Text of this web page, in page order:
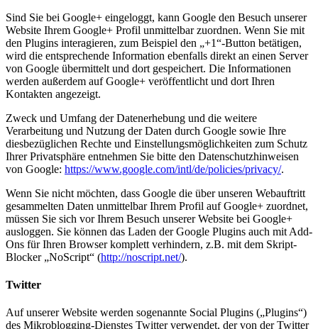
Sind Sie bei Google+ eingeloggt, kann Google den Besuch unserer
Website Ihrem Google+ Profil unmittelbar zuordnen. Wenn Sie mit
den Plugins interagieren, zum Beispiel den „+1“-Button betätigen,
wird die entsprechende Information ebenfalls direkt an einen Server
von Google übermittelt und dort gespeichert. Die Informationen
werden außerdem auf Google+ veröffentlicht und dort Ihren
Kontakten angezeigt.
Zweck und Umfang der Datenerhebung und die weitere
Verarbeitung und Nutzung der Daten durch Google sowie Ihre
diesbezüglichen Rechte und Einstellungsmöglichkeiten zum Schutz
Ihrer Privatsphäre entnehmen Sie bitte den Datenschutzhinweisen
von Google: https://www.google.com/intl/de/policies/privacy/.
Wenn Sie nicht möchten, dass Google die über unseren Webauftritt
gesammelten Daten unmittelbar Ihrem Profil auf Google+ zuordnet,
müssen Sie sich vor Ihrem Besuch unserer Website bei Google+
ausloggen. Sie können das Laden der Google Plugins auch mit Add-
Ons für Ihren Browser komplett verhindern, z.B. mit dem Skript-
Blocker „NoScript“ (http://noscript.net/).
Twitter
Auf unserer Website werden sogenannte Social Plugins („Plugins“)
des Mikroblogging-Dienstes Twitter verwendet, der von der Twitter